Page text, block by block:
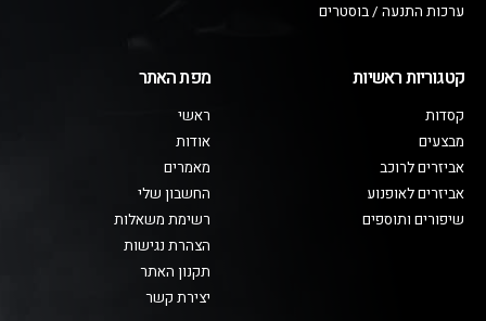
ערכות התנעה / בוסטרים
קטגוריות ראשיות
קסדות
מבצעים
אביזרים לרוכב
אביזרים לאופנוע
שיפורים ותוספים
מפת האתר
ראשי
אודות
מאמרים
החשבון שלי
רשימת משאלות
הצהרת נגישות
תקנון האתר
יצירת קשר